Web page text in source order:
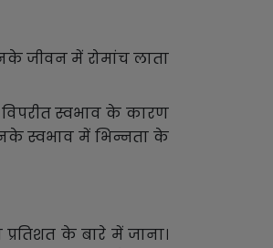
जीवन में रोमांच लाता
स्वभाव के कारण
स्वभाव में भिन्नता के
के बारे में जाना।